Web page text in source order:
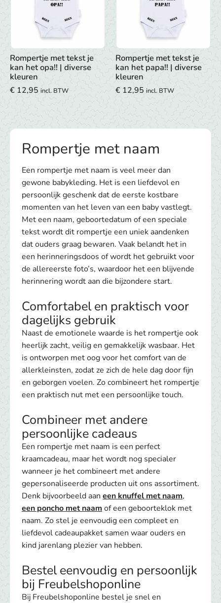
Rompertje met tekst je
kan het opa!! | diverse
kleuren
€ 12,95 incl. BTW
Rompertje met tekst je
kan het papa!! | diverse
kleuren
€ 12,95 incl. BTW
Rompertje met naam
Een rompertje met naam is veel meer dan
gewone babykleding. Het is een liefdevol en
persoonlijk geschenk dat de eerste kostbare
momenten van het leven van een baby vastlegt.
Met een naam, geboortedatum of een speciale
tekst wordt dit rompertje een uniek aandenken
dat ouders graag bewaren. Vaak belandt het in
een herinneringsdoos of wordt het gebruikt voor
de allereerste foto’s, waardoor het een blijvende
herinnering wordt aan die bijzondere start.
Comfortabel en praktisch voor
dagelijks gebruik
Naast de emotionele waarde is het rompertje ook
heerlijk zacht, veilig en gemakkelijk wasbaar. Het
is ontworpen met oog voor het comfort van de
allerkleinsten, zodat ze zich de hele dag door fijn
en geborgen voelen. Zo combineert het rompertje
een praktisch nut met een persoonlijke touch.
Combineer met andere
persoonlijke cadeaus
Een rompertje met naam is een perfect
kraamcadeau, maar het wordt nog specialer
wanneer je het combineert met andere
gepersonaliseerde producten uit ons assortiment.
Denk bijvoorbeeld aan een knuffel met naam,
een poncho met naam of een geboorteklok met
naam. Zo stel je eenvoudig een compleet en
liefdevol cadeaupakket samen waar ouders en
kind jarenlang plezier van hebben.
Bestel eenvoudig en persoonlijk
bij Freubelshoponline
Bij Freubelshoponline bestel je snel en